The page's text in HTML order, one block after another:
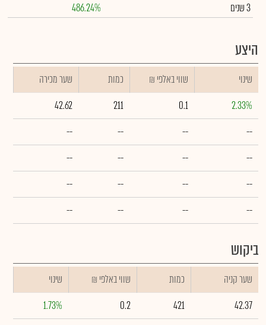
3 שנים
486.24%
היצע
שינוי ₪ שווי באלפי כמות
שער מכירה
2.33%
0.1
211
42.62
--
--
--
--
--
--
--
--
--
--
--
--
--
--
--
--
ביקוש
שער קניה כמות ₪ שווי באלפי
שינוי
42.37
421
0.2
1.73%